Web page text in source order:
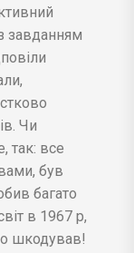
завданням
Чи
так: все
був
багато
в 1967 р,
шкодував!